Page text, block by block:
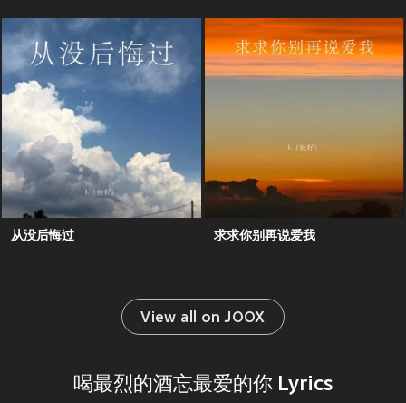
从没后悔过 求求你别再说爱我
View all on JOOX
喝最烈的酒忘最爱的你 Lyrics